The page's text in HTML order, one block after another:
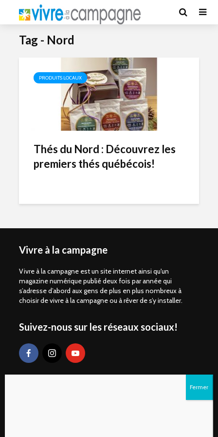
Tag - Nord
PRODUITS LOCAUX
Thés du Nord : Découvrez les
premiers thés québécois!
Vivre à la campagne
Vivre à la campagne est un site internet ainsi qu'un
magazine numérique publié deux fois par année qui
s’adresse d’abord aux gens de plus en plus nombreux à
choisir de vivre à la campagne ou à rêver de s’y installer.
Suivez-nous sur les réseaux sociaux!